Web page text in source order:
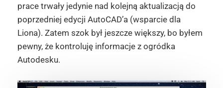
prace trwały jedynie nad kolejną aktualizacją do
poprzedniej edycji AutoCAD’a (wsparcie dla
Liona). Zatem szok był jeszcze większy, bo byłem
pewny, że kontroluję informacje z ogródka
Autodesku.